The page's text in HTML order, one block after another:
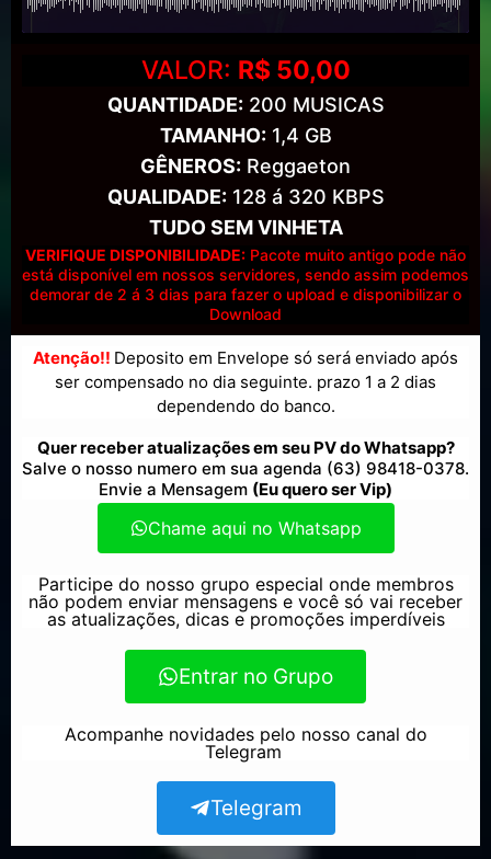
VALOR: R$ 50,00
QUANTIDADE:200 MUSICAS
TAMANHO:1,4 GB
GÊNEROS: Reggaeton
QUALIDADE:128 á 320 KBPS
TUDO SEM VINHETA
VERIFIQUE DISPONIBILIDADE: Pacote muito antigo pode não
está disponível em nossos servidores, sendo assim podemos
demorar de 2 á 3 dias para fazer o upload e disponibilizar o
Download
Atenção!! Deposito em Envelope só será enviado após
ser compensado no dia seguinte. prazo 1 a 2 dias
dependendo do banco.
Quer receber atualizações em seu PV do Whatsapp?
Salve o nosso numero em sua agenda (63) 98418-0378.
Envie a Mensagem (Eu quero ser Vip)
Chame aqui no Whatsapp
Participe do nosso grupo especial onde membros
não podem enviar mensagens e você só vai receber
as atualizações, dicas e promoções imperdíveis
Entrar no Grupo
Acompanhe novidades pelo nosso canal do
Telegram
Telegram